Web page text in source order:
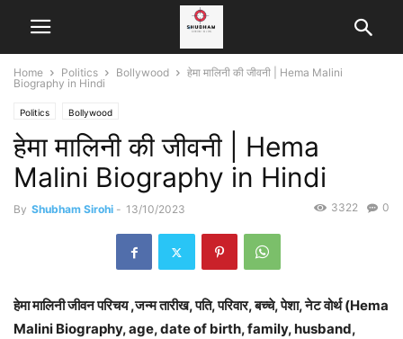
Home Politics Bollywood
हेमा मालिनी की जीवनी | Hema Malini
Biography in Hindi
Politics Bollywood
हेमा मालिनी की जीवनी | Hema
Malini Biography in Hindi
By Shubham Sirohi - 13/10/2023 0
3322
हेमा मालिनी जीवन परिचय ,जन्म तारीख, पति, परिवार, बच्चे, पेशा, नेट वोर्थ (Hema
Malini Biography, age, date of birth, family, husband,